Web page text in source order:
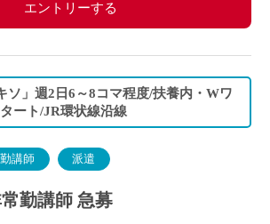
エントリーする
ソ」週2日6～8コマ程度/扶養内・Wワ
ート/JR環状線沿線
講師 派遣
勤講師 急募